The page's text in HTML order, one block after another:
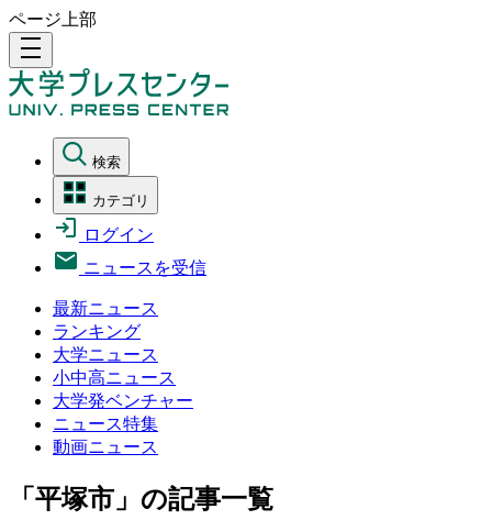
ページ上部
density_medium
検索
カテゴリ
ログイン
ニュースを受信
最新ニュース
ランキング
大学ニュース
小中高ニュース
大学発ベンチャー
ニュース特集
動画ニュース
「平塚市」の記事一覧